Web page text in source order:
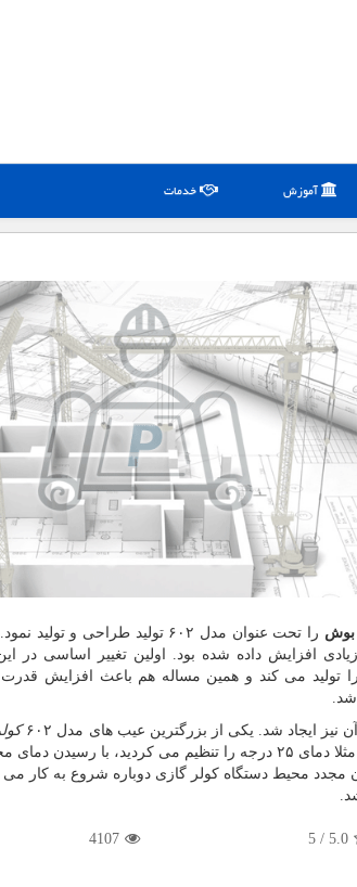
آموزش خدمات
بوش
را تحت عنوان مدل ۶۰۲ تولید طراحی و
افزایش داده شده بود. اولین تغییر اساسی در
تولید می کند و همین مساله هم باعث افزایش
عدم تثبیت دما در محیط بود. به زبان ساده زمانی که شما بر روی مدل ۶۰۲ مثلا دمای ۲۵ درجه را تنظیم می
مجدد محیط دستگاه کولر گازی دوباره شروع به کار
5.0
/
5
4107